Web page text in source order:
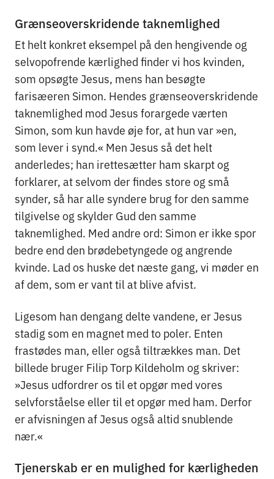
Grænseoverskridende taknemlighed
Et helt konkret eksempel på den hengivende og
selvopofrende kærlighed finder vi hos kvinden,
som opsøgte Jesus, mens han besøgte
farisæeren Simon. Hendes grænseoverskridende
taknemlighed mod Jesus forargede værten
Simon, som kun havde øje for, at hun var »en,
som lever i synd.« Men Jesus så det helt
anderledes; han irettesætter ham skarpt og
forklarer, at selvom der findes store og små
synder, så har alle syndere brug for den samme
tilgivelse og skylder Gud den samme
taknemlighed. Med andre ord: Simon er ikke spor
bedre end den brødebetyngede og angrende
kvinde. Lad os huske det næste gang, vi møder en
af dem, som er vant til at blive afvist.
Ligesom han dengang delte vandene, er Jesus
stadig som en magnet med to poler. Enten
frastødes man, eller også tiltrækkes man. Det
billede bruger Filip Torp Kildeholm og skriver:
»Jesus udfordrer os til et opgør med vores
selvforståelse eller til et opgør med ham. Derfor
er afvisningen af Jesus også altid snublende
nær.«
Tjenerskab er en mulighed for kærligheden